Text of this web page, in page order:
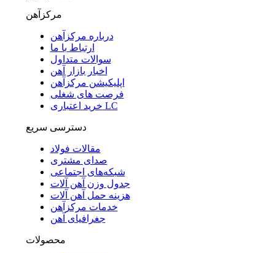
مرکزآهن
درباره مرکزآهن
ارتباط با ما
سوالات متداول
اخبار بازار آهن
اپلیکیشن مرکزآهن
فرصت های شغلی
خرید اعتباری LC
دسترسی سریع
مقالات فولاد
صدای مشتری
شبکه‌های اجتماعی
جدول وزن آهن آلات
هزینه حمل آهن آلات
خدمات مرکزآهن
جغرافیای آهن
محصولات